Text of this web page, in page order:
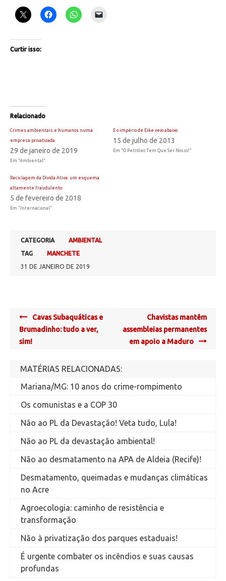
Curtir isso:
Relacionado
Crimes ambientais e humanos numa
empresa privatizada
29 de janeiro de 2019
Em "Ambiental"
E o império de Eike veio abaixo
15 de julho de 2013
Em "O Petróleo Tem Que Ser Nosso!"
Reciclagem da Dívida Ativa: um esquema
altamente fraudulento
5 de fevereiro de 2018
Em "Internacional"
CATEGORIA
AMBIENTAL
TAG
MANCHETE
31 DE JANEIRO DE 2019
Post
navigation
Cavas Subaquáticas e
Brumadinho: tudo a ver,
sim!
Chavistas mantêm
assembleias permanentes
em apoio a Maduro
MATÉRIAS RELACIONADAS:
Mariana/MG: 10 anos do crime-rompimento
Os comunistas e a COP 30
Não ao PL da Devastação! Veta tudo, Lula!
Não ao PL da devastação ambiental!
Não ao desmatamento na APA de Aldeia (Recife)!
Desmatamento, queimadas e mudanças climáticas
no Acre
Agroecologia: caminho de resistência e
transformação
Não à privatização dos parques estaduais!
É urgente combater os incêndios e suas causas
profundas